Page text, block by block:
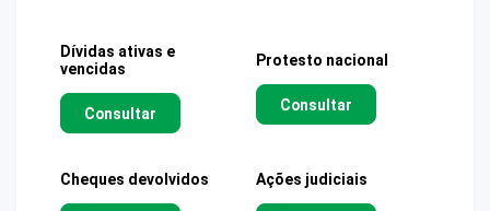
Dívidas ativas e
vencidas
Consultar
Protesto nacional
Consultar
Cheques devolvidos Ações judiciais